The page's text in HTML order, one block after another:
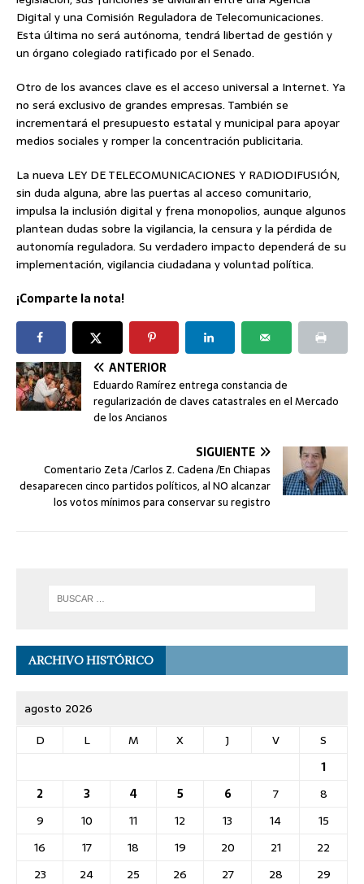
Digital y una Comisión Reguladora de Telecomunicaciones.
Esta última no será autónoma, tendrá libertad de gestión y
un órgano colegiado ratificado por el Senado.
Otro de los avances clave es el acceso universal a Internet. Ya
no será exclusivo de grandes empresas. También se
incrementará el presupuesto estatal y municipal para apoyar
medios sociales y romper la concentración publicitaria.
La nueva LEY DE TELECOMUNICACIONES Y RADIODIFUSIÓN,
sin duda alguna, abre las puertas al acceso comunitario,
impulsa la inclusión digital y frena monopolios, aunque algunos
plantean dudas sobre la vigilancia, la censura y la pérdida de
autonomía reguladora. Su verdadero impacto dependerá de su
implementación, vigilancia ciudadana y voluntad política.
¡Comparte la nota!
ANTERIOR
Eduardo Ramírez entrega constancia de
regularización de claves catastrales en el Mercado
de los Ancianos
SIGUIENTE
Comentario Zeta /Carlos Z. Cadena /En Chiapas
desaparecen cinco partidos políticos, al NO alcanzar
los votos mínimos para conservar su registro
ARCHIVO HISTÓRICO
agosto 2026
D
L M X J V
S
1
2
3 4 5 6 7
8
9
10 11 12 13 14
15
16
17 18 19 20 21
22
23
24 25 26 27 28
29